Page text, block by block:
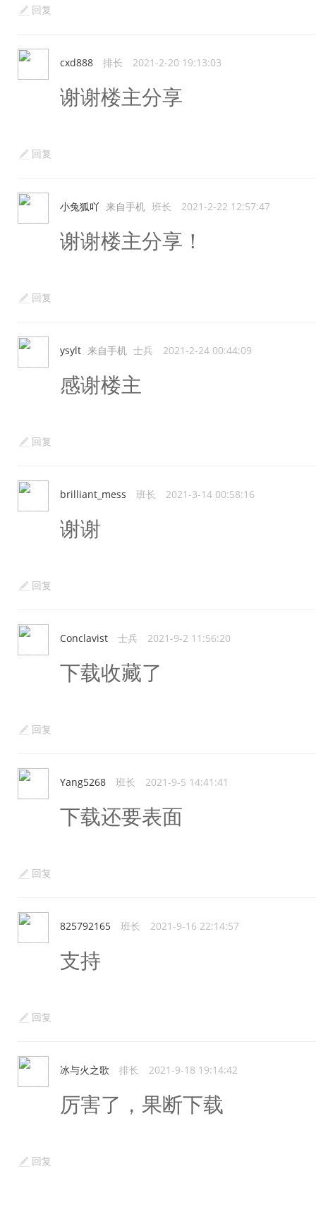
回复
cxd888 排长 2021-2-20 19:13:03
谢谢楼主分享
回复
小兔狐吖 来自手机 班长 2021-2-22 12:57:47
谢谢楼主分享！
回复
ysylt 来自手机 士兵 2021-2-24 00:44:09
感谢楼主
回复
brilliant_mess 班长 2021-3-14 00:58:16
谢谢
回复
Conclavist 士兵 2021-9-2 11:56:20
下载收藏了
回复
Yang5268 班长 2021-9-5 14:41:41
下载还要表面
回复
825792165 班长 2021-9-16 22:14:57
支持
回复
冰与火之歌 排长 2021-9-18 19:14:42
厉害了，果断下载
回复